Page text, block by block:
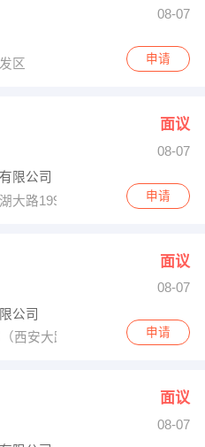
08-07
区
申请
面议
08-07
限公司
大路1999号南湖假日大厦
申请
面议
08-07
公司
西安大路与康平街交汇，金都
申请
面议
08-07